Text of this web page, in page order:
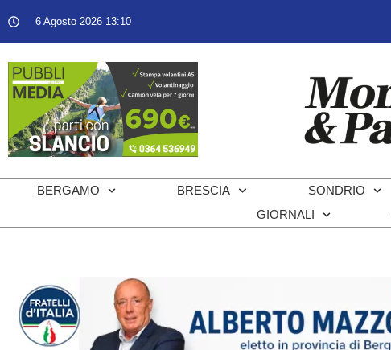
6 Agosto 2026 13:10
BERGAMO BRESCIA SONDRIO
GIORNALI